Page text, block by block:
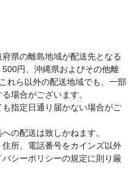
県の離島地域が配送先となる
円、沖縄県およびその他離
れら以外の配送地域でも、一部
場合がございます。
指定日通り届かない場合がご
の配送は致しかねます。
所、電話番号をカインズ以外
シーポリシーの規定に則り厳